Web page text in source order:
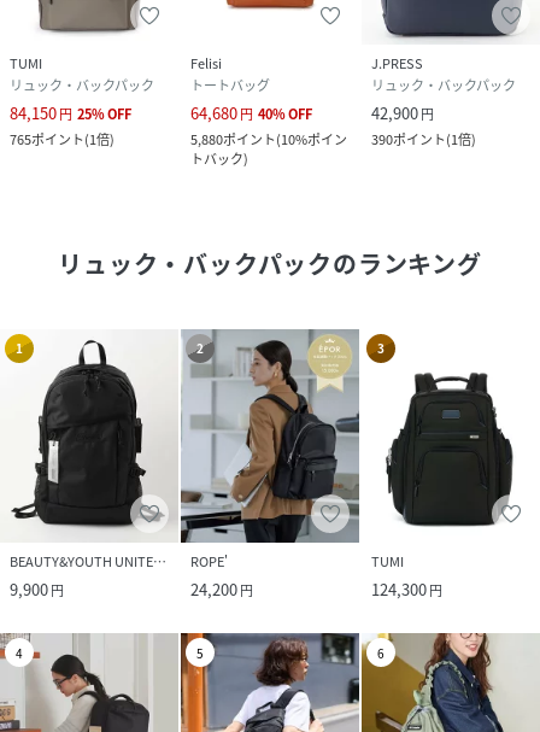
TUMI
リュック・バックパック
84,150円 25%OFF
765ポイント(1倍)
Felisi
トートバッグ
64,680円 40%OFF
5,880ポイント(10%ポイン
トバック)
J.PRESS
リュック・バックパック
42,900円
390ポイント(1倍)
リュック・バックパックのランキング
1
BEAUTY&YOUTH UNITED ARROWS
9,900円
2
ROPE'
24,200円
3
TUMI
124,300円
4 5 6